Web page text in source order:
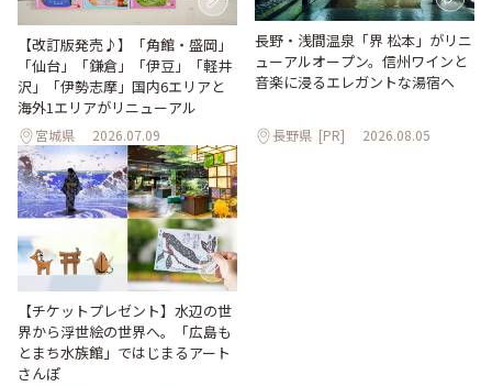
【改訂版発売♪】「角館・盛岡」
「仙台」「鎌倉」「伊豆」「軽井
沢」「伊勢志摩」国内6エリアと
海外1エリアがリニューアル
宮城県 2026.07.09
長野・浅間温泉「界 松本」がリニ
ューアルオープン。信州ワインと
音楽に浸るエレガントな湯宿へ
長野県 [PR] 2026.08.05
【チケットプレゼント】水辺の世
界から浮世絵の世界へ。「広島も
とまち水族館」ではじまるアート
さんぽ